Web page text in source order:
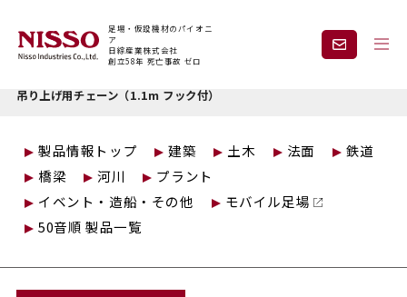
足場・仮設機材のパイオニ
ア
日綜産業株式会社
創立58年 死亡事故 ゼロ
企業情報 製品情報
現場紹介 課題から探す
吊り上げ用チェーン（1.1m フック付）
製品情報トップ 建築 土木 法面
鉄道
橋梁
河川
プラント
イベント・造船・その他
モバイル足場
50音順 製品一覧